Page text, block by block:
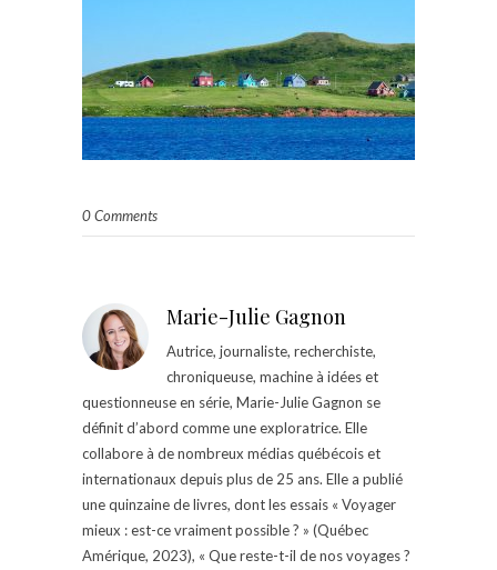
0 Comments
Marie-Julie Gagnon
Autrice, journaliste, recherchiste,
chroniqueuse, machine à idées et
questionneuse en série, Marie-Julie Gagnon se
définit d’abord comme une exploratrice. Elle
collabore à de nombreux médias québécois et
internationaux depuis plus de 25 ans. Elle a publié
une quinzaine de livres, dont les essais « Voyager
mieux : est-ce vraiment possible ? » (Québec
Amérique, 2023), « Que reste-t-il de nos voyages ?